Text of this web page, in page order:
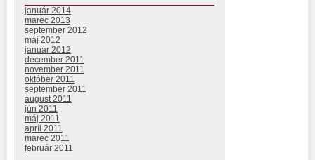
január 2014
marec 2013
september 2012
máj 2012
január 2012
december 2011
november 2011
október 2011
september 2011
august 2011
jún 2011
máj 2011
apríl 2011
marec 2011
február 2011